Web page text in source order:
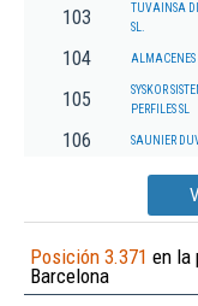
103
TUVAINSA
SL.
104 ALMACENES
105
SYSKOR
PERFILES SL
106 SAUNIER
Posición 3.371 en la
Barcelona